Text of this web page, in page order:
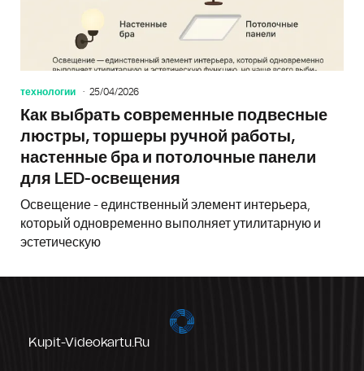
технологии 25/04/2026
Как выбрать современные подвесные
люстры, торшеры ручной работы,
настенные бра и потолочные панели
для LED-освещения
Освещение - единственный элемент интерьера,
который одновременно выполняет утилитарную и
эстетическую
Kupit-Videokartu.ru